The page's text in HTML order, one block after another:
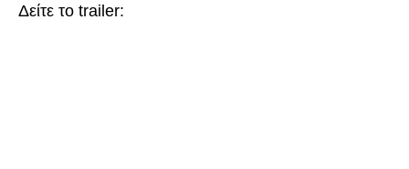
Δείτε το trailer: